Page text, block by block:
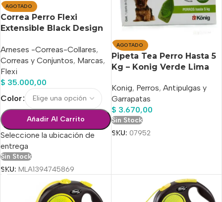
AGOTADO
Correa Perro Flexi
Extensible Black Design
Arneses -Correas-Collares,
Correas y Conjuntos, Marcas,
Flexi
$ 35.000,00
Color
Añadir Al Carrito
Seleccione la ubicación de
entrega
Sin Stock
SKU: MLA1394745869
AGOTADO
Pipeta Tea Perro Hasta 5
Kg – Konig Verde Lima
Konig, Perros, Antipulgas y
Garrapatas
$ 3.670,00
Sin Stock
SKU: 07952